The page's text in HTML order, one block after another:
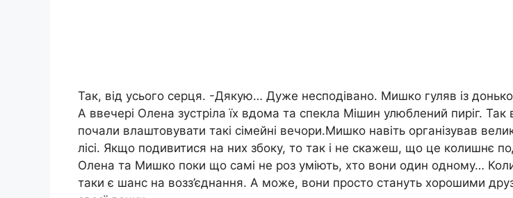
Так, від усього серця. -Дякую… Дуже несподівано. Мишко гуляв із
А ввечері Олена зустріла їх вдома та спекла Мішин улюблений пиріг. Так
почали влаштовувати такі сімейні вечори.Мишко навіть організував
лісі. Якщо подивитися на них збоку, то так і не скажеш, що це колишнє
Олена та Мишко поки що самі не роз уміють, хто вони один одному…
таки є шанс на возз’єднання. А може, вони просто стануть хорошими